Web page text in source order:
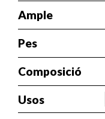
Ample
Pes
Composició
Usos